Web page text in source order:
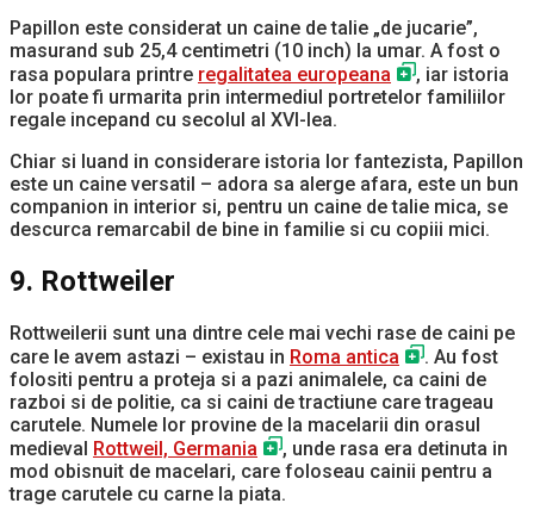
Papillon este considerat un caine de talie „de jucarie”,
masurand sub 25,4 centimetri (10 inch) la umar. A fost o
rasa populara printre regalitatea europeana
, iar istoria
lor poate fi urmarita prin intermediul portretelor familiilor
regale incepand cu secolul al XVI-lea.
Chiar si luand in considerare istoria lor fantezista, Papillon
este un caine versatil – adora sa alerge afara, este un bun
companion in interior si, pentru un caine de talie mica, se
descurca remarcabil de bine in familie si cu copiii mici.
9. Rottweiler
Rottweilerii sunt una dintre cele mai vechi rase de caini pe
care le avem astazi – existau in Roma antica
. Au fost
folositi pentru a proteja si a pazi animalele, ca caini de
razboi si de politie, ca si caini de tractiune care trageau
carutele. Numele lor provine de la macelarii din orasul
medieval Rottweil, Germania
, unde rasa era detinuta in
mod obisnuit de macelari, care foloseau cainii pentru a
trage carutele cu carne la piata.